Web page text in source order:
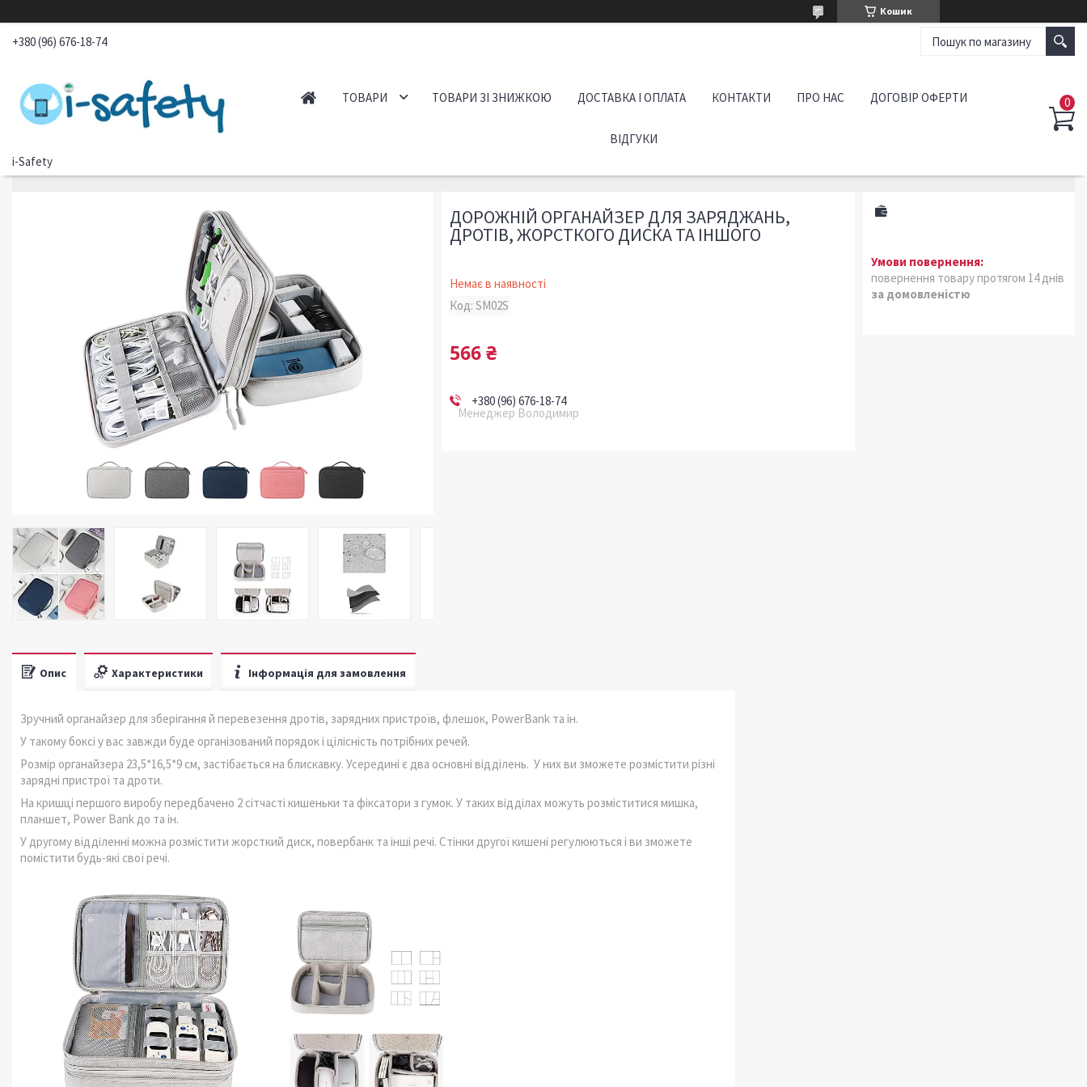
Кошик
+380 (96) 676-18-74
i-Safety
ТОВАРИ ТОВАРИ ЗІ ЗНИЖКОЮ ДОСТАВКА І ОПЛАТА КОНТАКТИ ПРО НАС ДОГОВІР ОФЕРТИ
ВІДГУКИ
ДОРОЖНІЙ ОРГАНАЙЗЕР ДЛЯ ЗАРЯДЖАНЬ,
ДРОТІВ, ЖОРСТКОГО ДИСКА ТА ІНШОГО
Немає в наявності
Код:SM02S
566 ₴
+380 (96) 676-18-74
Менеджер Володимир
повернення товару протягом 14 днів
за домовленістю
Опис Характеристики Інформація для замовлення
Зручний органайзер для зберігання й перевезення дротів, зарядних пристроїв, флешок, PowerBank та ін.
У такому боксі у вас завжди буде організований порядок і цілісність потрібних речей.
Розмір органайзера 23,5*16,5*9 см, застібається на блискавку. Усередині є два основні відділень. У них ви зможете розмістити різні
зарядні пристрої та дроти.
На кришці першого виробу передбачено 2 сітчасті кишеньки та фіксатори з гумок. У таких відділах можуть розміститися мишка,
планшет, Power Bank до та ін.
У другому відділенні можна розмістити жорсткий диск, повербанк та інші речі. Стінки другої кишені регулюються і ви зможете
помістити будь-які свої речі.